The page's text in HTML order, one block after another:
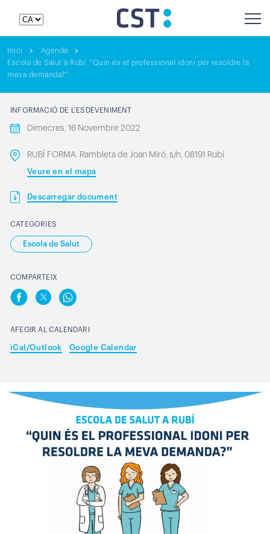
Inici
Agenda
Escola de Salut a Rubí. "Quin és el professional idoni per resoldre la
meva demanda?"
INFORMACIÓ DE L’ESDEVENIMENT
Dimecres, 16 Novembre 2022
RUBÍ FORMA. Rambleta de Joan Miró, s/n, 08191 Rubí
Veure en el mapa
Descarregar document
CATEGORIES
Escola de Salut
COMPARTEIX
AFEGIR AL CALENDARI
iCal/Outlook Google Calendar